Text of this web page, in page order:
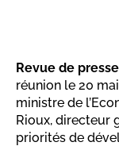
Revue de presse
réunion le 20
ministre de
Rioux, directeur
priorités de